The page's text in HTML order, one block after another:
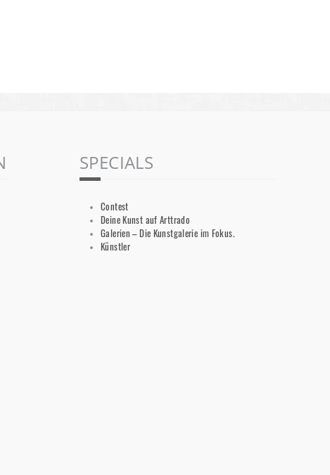
SPECIALS
Contest
Deine Kunst auf Arttrado
Galerien – Die Kunstgalerie im Fokus.
Künstler